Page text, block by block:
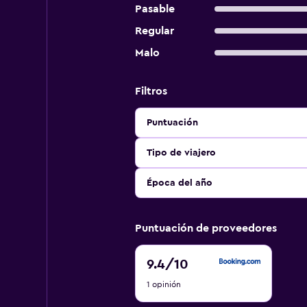
Pasable
Regular
Malo
Filtros
Puntuación
Tipo de viajero
Época del año
Puntuación de proveedores
9.4/10
9.4
10
1 opinión